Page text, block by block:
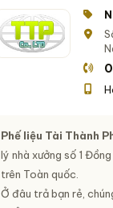
Phế liệu Tài Thành
lý nhà xưởng số 1
trên Toàn quốc.
Ở đâu trả bạn rẻ,